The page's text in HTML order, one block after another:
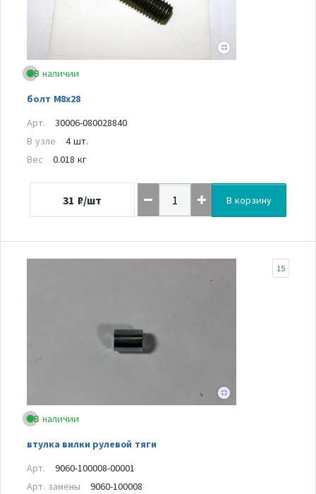
В наличии
болт M8x28
Арт.
30006-080028840
В узле
4 шт.
Вес
0.018 кг
31 ₽/шт В корзину
В наличии
втулка вилки рулевой тяги
15
Арт.
9060-100008-00001
Арт. замены
9060-100008